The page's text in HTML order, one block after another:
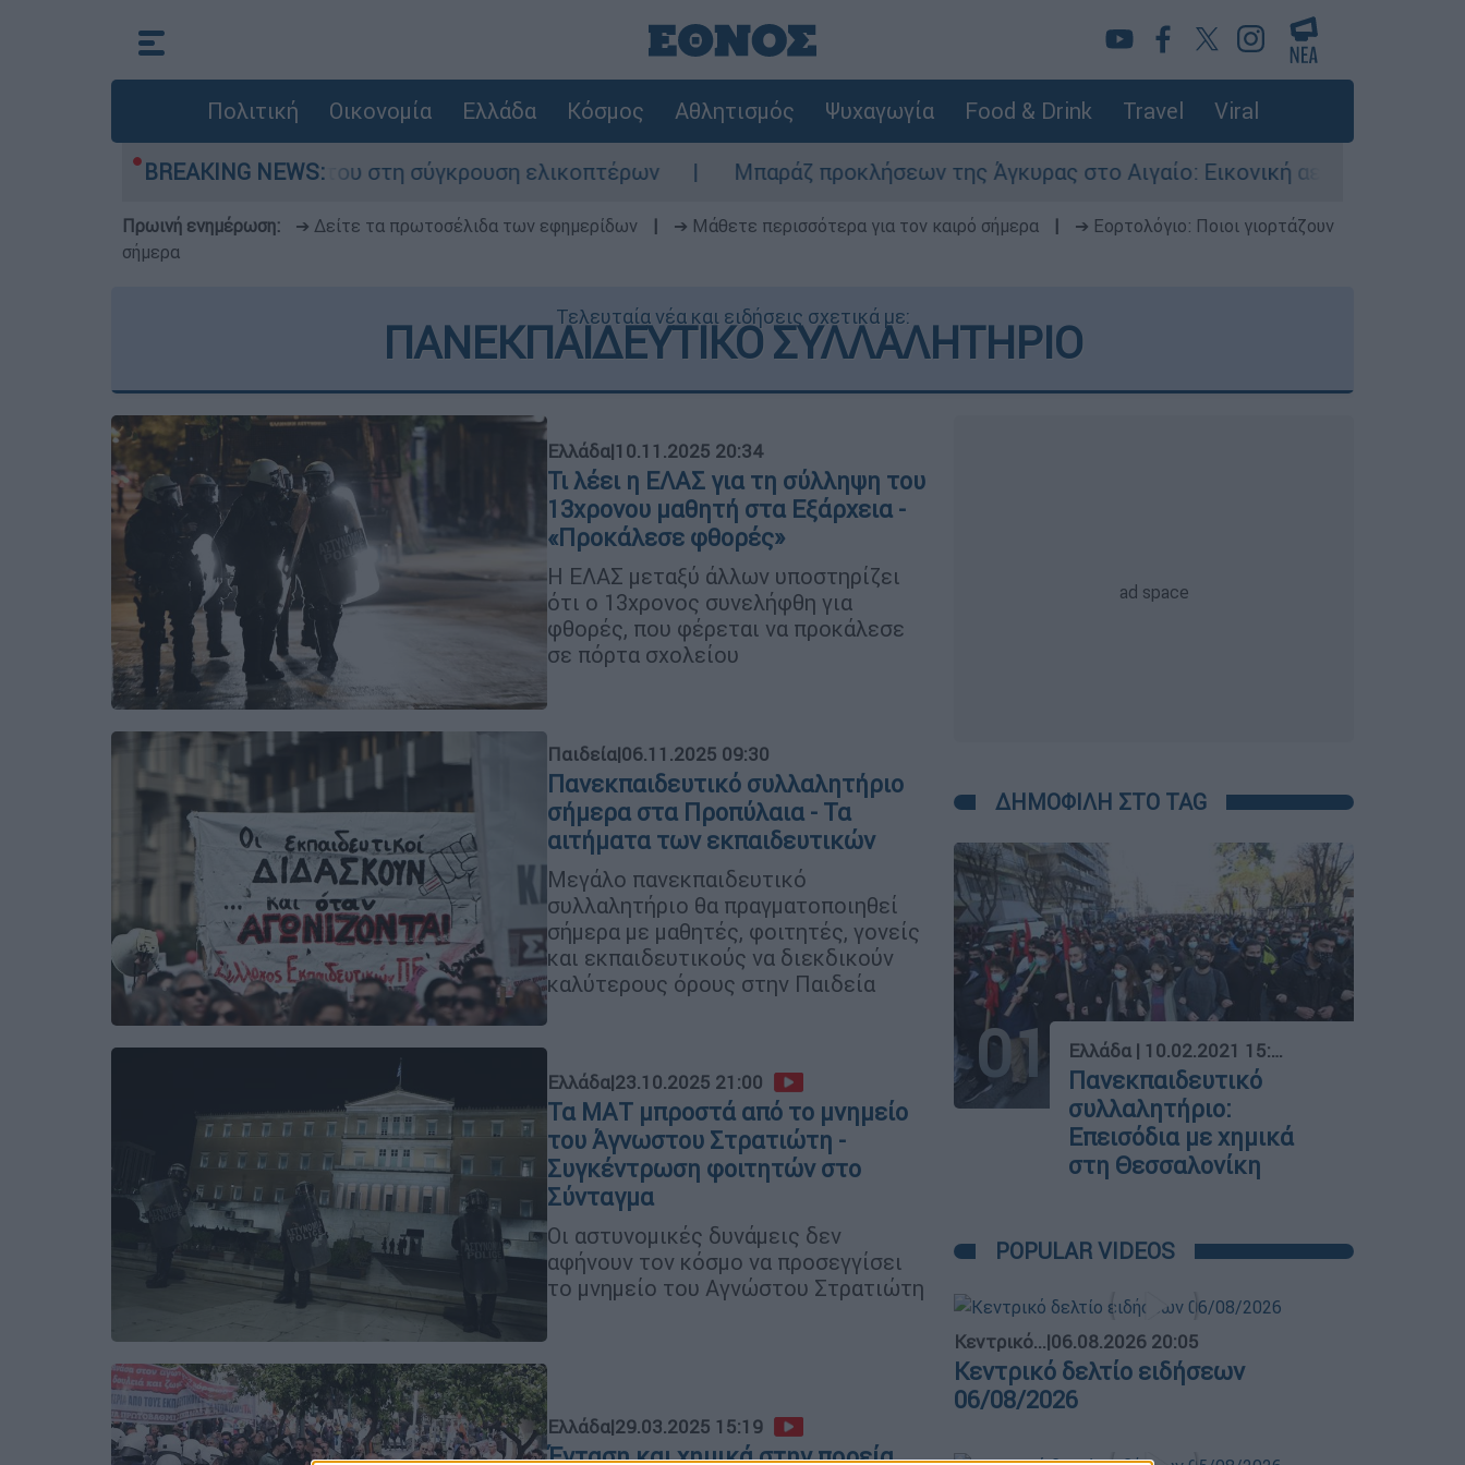
Πολιτική Οικονομία Ελλάδα Κόσμος Αθλητισμός Ψυχαγωγία Food & Drink Travel Viral
BREAKING NEWS:
έχασε τη ζωή του στη σύγκρουση ελικοπτέρων Μπαράζ προκλήσεων της Άγκυρας στο Αιγαίο: Εικονική αερομαχία ανάμεσα σε
Πρωινή ενημέρωση: ➔ Δείτε τα πρωτοσέλιδα των εφημερίδων ➔ Μάθετε περισσότερα για τον καιρό σήμερα
➔ Εορτολόγιο: Ποιοι γιορτάζουν
σήμερα
Τελευταία νέα και ειδήσεις σχετικά με:
ΠΑΝΕΚΠΑΙΔΕΥΤΙΚΟ ΣΥΛΛΑΛΗΤΗΡΙΟ
Ελλάδα|10.11.2025 20:34
Τι λέει η ΕΛΑΣ για τη σύλληψη του
13χρονου μαθητή στα Εξάρχεια -
«Προκάλεσε φθορές»
Η ΕΛΑΣ μεταξύ άλλων υποστηρίζει
ότι ο 13χρονος συνελήφθη για
φθορές, που φέρεται να προκάλεσε
σε πόρτα σχολείου
Παιδεία|06.11.2025 09:30
Πανεκπαιδευτικό συλλαλητήριο
σήμερα στα Προπύλαια - Τα
αιτήματα των εκπαιδευτικών
Μεγάλο πανεκπαιδευτικό
συλλαλητήριο θα πραγματοποιηθεί
σήμερα με μαθητές, φοιτητές, γονείς
και εκπαιδευτικούς να διεκδικούν
καλύτερους όρους στην Παιδεία
Ελλάδα|23.10.2025 21:00
Τα ΜΑΤ μπροστά από το μνημείο
του Άγνωστου Στρατιώτη -
Συγκέντρωση φοιτητών στο
Σύνταγμα
Οι αστυνομικές δυνάμεις δεν
αφήνουν τον κόσμο να προσεγγίσει
το μνημείο του Αγνώστου Στρατιώτη
Ελλάδα|29.03.2025 15:19
Ένταση και χημικά στην πορεία
ΔΗΜΟΦΙΛΗ ΣΤΟ TAG
01 Ελλάδα | 10.02.2021 15:14
Πανεκπαιδευτικό
συλλαλητήριο:
Επεισόδια με χημικά
στη Θεσσαλονίκη
POPULAR VIDEOS
Κεντρικό...|06.08.2026 20:05
Κεντρικό δελτίο ειδήσεων
06/08/2026